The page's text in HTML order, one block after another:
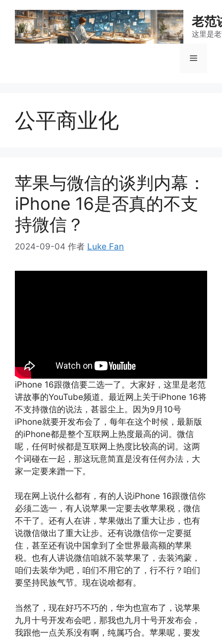
老范
这里是
菜
公平商业化
苹果与微信的谈判内幕：
iPhone 16是否真的不支
持微信？
2024-09-04 作者 Luke Fan
iPhone 16跟微信要二选一了。大家好，这里是老范
讲故事的YouTube频道。最近网上关于iPhone 16将
不支持微信的说法，甚嚣尘上。因为9月10号
iPhone就要开发布会了，每年在这个时候，最新版
的iPhone都是整个互联网上热度最高的词。微信
呢，任何时候都是互联网上热度比较高的词。这两
个词碰在一起，那这玩意简直是没有任何办法，大
家一定要来蹭一下。
现在网上说什么都有，有的人说iPhone 16跟微信你
必须二选一，有人说苹果一定要去收苹果税，微信
不干了。还有人在讲，苹果做出了重大让步，也有
说微信做出了重大让步。还有说微信你一定要挺
住，甚至还有说中国拿到了全世界最高额的苹果
税。也有人讲说微信咱就不装苹果了，去装鸿蒙，
咱们去装华为吧，咱们不用它的了，行不行？咱们
要坚持民族气节。现在说啥都有。
当然了，现在好巧不巧的，华为也宣布了，说苹果
九月十号开发布会吧，那我也九月十号开发布会，
我跟他一点关系没有啊，纯属巧合。苹果呢，要发